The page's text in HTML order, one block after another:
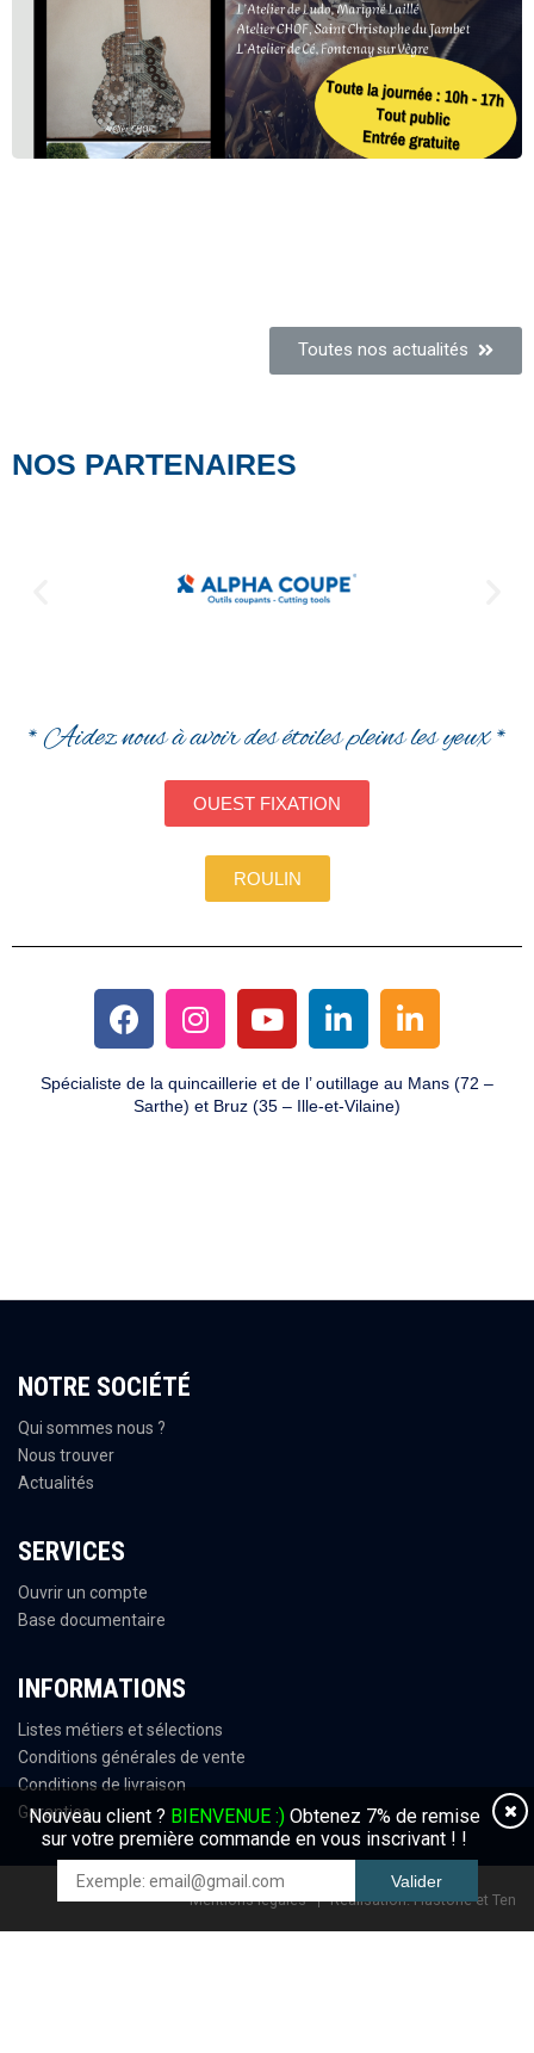
Toutes nos actualités
NOS PARTENAIRES
* Aidez nous à avoir des étoiles pleins les yeux *
OUEST FIXATION
ROULIN
Spécialiste de la quincaillerie et de l’ outillage au Mans (72 –
Sarthe) et Bruz (35 – Ille-et-Vilaine)
NOTRE SOCIÉTÉ
Qui sommes nous ?
Nous trouver
Actualités
SERVICES
Ouvrir un compte
Base documentaire
INFORMATIONS
Listes métiers et sélections
Conditions générales de vente
Conditions de livraison
Garanties
Mentions légales Réalisation:Hastone et Ten